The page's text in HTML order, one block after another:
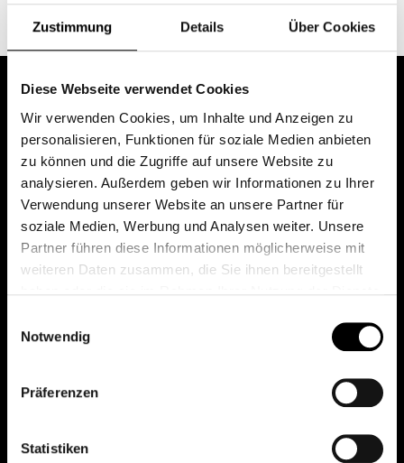
Zustimmung Details Über Cookies
Diese Webseite verwendet Cookies
Wir verwenden Cookies, um Inhalte und Anzeigen zu
personalisieren, Funktionen für soziale Medien anbieten
zu können und die Zugriffe auf unsere Website zu
analysieren. Außerdem geben wir Informationen zu Ihrer
Verwendung unserer Website an unsere Partner für
soziale Medien, Werbung und Analysen weiter. Unsere
Partner führen diese Informationen möglicherweise mit
weiteren Daten zusammen, die Sie ihnen bereitgestellt
Notwendig
Präferenzen
Statistiken
Das erste Depot in Österreich mit 0€ Kontoführung,
0€ Ausgabeaufschlag und 0€ Depotgebühren bei
knapp 2000 Fonds und 0€ Orderspesen.
All rights reserved.